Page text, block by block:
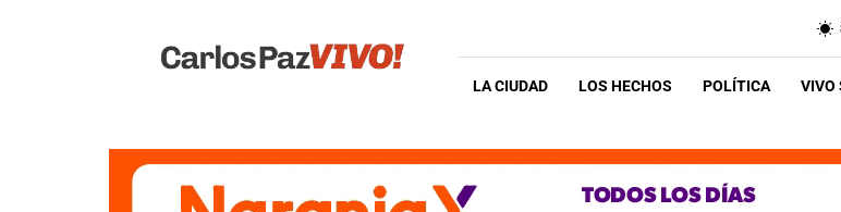
Vivo
LA CIUDAD LOS HECHOS POLÍTICA VIVO